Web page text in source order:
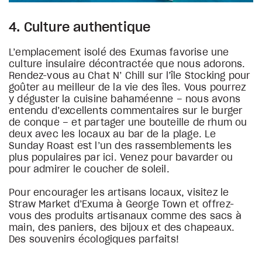
4. Culture authentique
L’emplacement isolé des Exumas favorise une
culture insulaire décontractée que nous adorons.
Rendez-vous au Chat N’ Chill sur l’île Stocking pour
goûter au meilleur de la vie des îles. Vous pourrez
y déguster la cuisine bahaméenne – nous avons
entendu d’excellents commentaires sur le burger
de conque – et partager une bouteille de rhum ou
deux avec les locaux au bar de la plage. Le
Sunday Roast est l’un des rassemblements les
plus populaires par ici. Venez pour bavarder ou
pour admirer le coucher de soleil.
Pour encourager les artisans locaux, visitez le
Straw Market d’Exuma à George Town et offrez-
vous des produits artisanaux comme des sacs à
main, des paniers, des bijoux et des chapeaux.
Des souvenirs écologiques parfaits!